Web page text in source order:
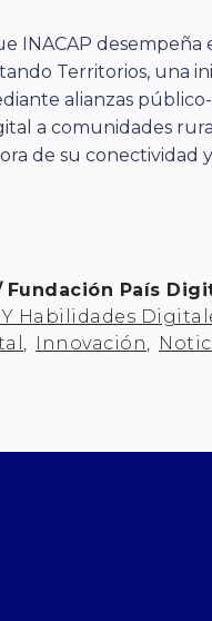
INACAP
Territorios, una
alianzas
a comunidades
de su conectividad
Fundación País
Habilidades
, Innovación,